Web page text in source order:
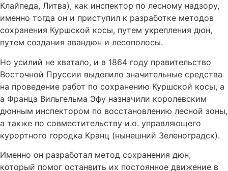
Клайпеда, Литва), как инспектор по лесному надзору,
именно тогда он и приступил к разработке методов
сохранения Куршской косы, путем укрепления дюн,
путем создания авандюн и лесополосы.
Но усилий не хватало, и в 1864 году правительство
Восточной Пруссии выделило значительные средства
на проведение работ по сохранению Куршской косы, а
а Франца Вильгельма Эфу назначили королевским
дюнным инспектором по восстановлению лесной зоны,
а также по совместительству и.о. управляющего
курортного городка Кранц (нынешний Зеленоградск).
Именно он разработал метод сохранения дюн,
который помог останвить их постоянное движение в